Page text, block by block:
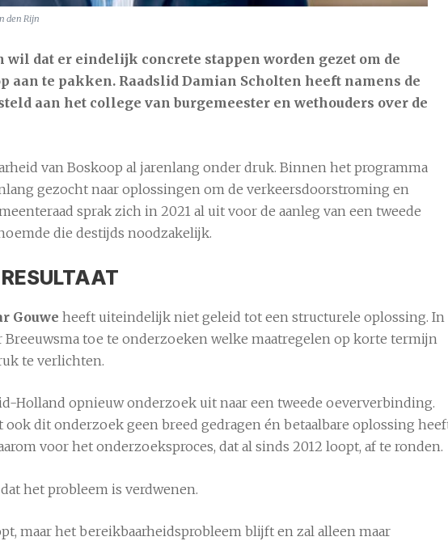
den Rijn
wil dat er eindelijk concrete stappen worden gezet om de
aan te pakken. Raadslid Damian Scholten heeft namens de
aan het college van burgemeester en wethouders over de
van Boskoop al jarenlang onder druk. Binnen het programma
gezocht naar oplossingen om de verkeersdoorstroming en
sprak zich in 2021 al uit voor de aanleg van een tweede
die destijds noodzakelijk.
Gouwe heeft uiteindelijk niet geleid tot een structurele oplossing. In
toe te onderzoeken welke maatregelen op korte termijn
te verlichten.
Holland opnieuw onderzoek uit naar een tweede oeververbinding.
dit onderzoek geen breed gedragen én betaalbare oplossing
voor het onderzoeksproces, dat al sinds 2012 loopt, af te ronden.
het probleem is verdwenen.
maar het bereikbaarheidsprobleem blijft en zal alleen maar